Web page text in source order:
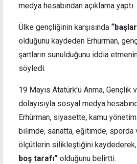
medya hesabından açıklama yaptı.
Ülke gençliğinin karşısında
olduğunu kaydeden Erhürman,
şartların sunulduğunu iddia
söyledi.
19 Mayıs Atatürk’ü Anma, Gençlik
dolayısıyla sosyal medya
Erhürman, siyasette, kamu
bilimde, sanatta, eğitimde, sporda
ölçütlerin silikleştiğini kaydederek,
boş tarafı” olduğunu belirtti.